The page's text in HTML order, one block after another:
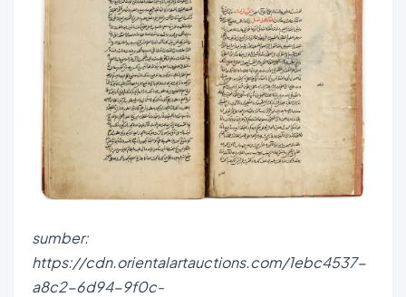
sumber:
https://cdn.orientalartauctions.com/1ebc4537-
a8c2-6d94-9f0c-